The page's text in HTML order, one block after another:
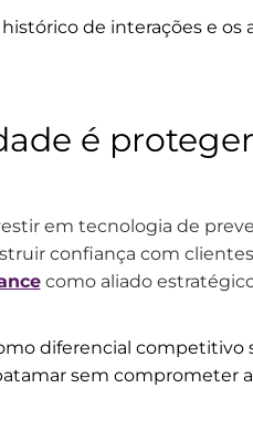
histórico de interações e
é
em tecnologia de
confiança com
como aliado
diferencial competitivo
sem comprometer